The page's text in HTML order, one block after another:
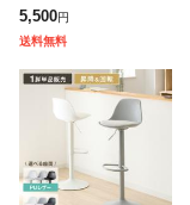
たれ付き 高さ調整 カウ
ンターチェアー バーチ
ェア キッチンチェア カ
ウンターキ
5,500円
送料無料